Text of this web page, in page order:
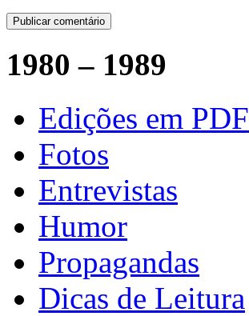
1980 – 1989
Edições em PDF
Fotos
Entrevistas
Humor
Propagandas
Dicas de Leitura